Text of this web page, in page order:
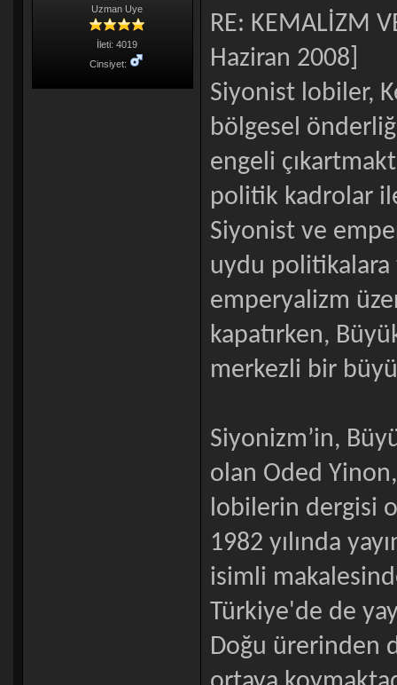
Uzman Uye
İleti: 4019
Cinsiyet:
RE: KEMALİZM
Haziran 2008]
Siyonist lobiler,
bölgesel
engeli
politik kadrolar
Siyonist ve
uydu
emperyalizm
kapatırken,
merkezli bir
Siyonizm’in,
olan Oded
lobilerin dergisi
1982 yılında
isimli
Türkiye'de de
Doğu ürerinden